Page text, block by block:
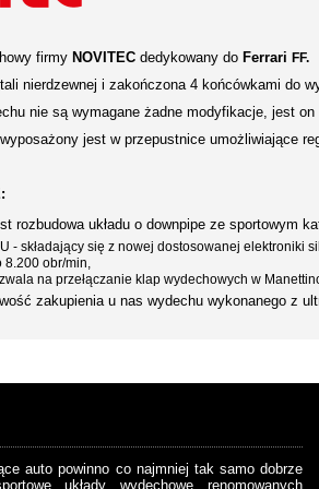
firmy NOVITEC dedykowany do Ferrari FF.
nierdzewnej i zakończona 4 końcówkami do
nie są wymagane żadne modyfikacje, jest
jest w przepustnice umożliwiające
rozbudowa układu o downpipe ze sportowym
- składający się z nowej dostosowanej elektroniki
8.200 obr/min,
na przełączanie klap wydechowych w
zakupienia u nas wydechu wykonanego z
auto powinno co najmniej tak samo dobrze
układy wydechowe renomowanych